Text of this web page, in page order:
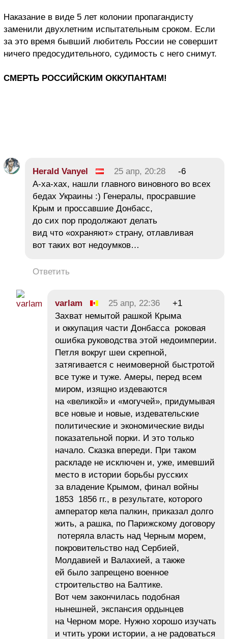
Наказание в виде 5 лет колонии пропагандисту
заменили двухлетним испытательным сроком. Если
за это время бывший любитель России не совершит
ничего предосудительного, судимость с него снимут.
СМЕРТЬ РОССИЙСКИМ ОККУПАНТАМ!
Herald Vanyel 25 апр, 20:28
-6
А-ха-хах, нашли главного виновного во всех
бедах Украины :) Генералы, просравшие
Крым и проссавшие Донбасс,
до сих пор продолжают делать
вид что «охраняют» страну, отлавливая
вот таких вот недоумков…
Ответить
varlam 25 апр, 22:36
+1
Захват немытой рашкой Крыма
и оккупация части Донбасса роковая
ошибка руководства этой недоимперии.
Петля вокруг шеи скрепной,
затягивается с неимоверной быстротой
все туже и туже. Амеры, перед всем
миром, изящно издеваются
на «великой» и «могучей», придумывая
все новые и новые, издевательские
политические и экономические виды
показательной порки. И это только
начало. Сказка впереди. При таком
раскладе не исключен и, уже, имевший
место в истории борьбы русских
за владение Крымом, финал войны
1853 1856 гг., в результате, которого
амператор кела палкин, приказал долго
жить, а рашка, по Парижскому договору
потеряла власть над Черным морем,
покровительство над Сербией,
Молдавией и Валахией, а также
ей было запрещено военное
строительство на Балтике.
Вот чем закончилась подобная
нынешней, экспансия ордынцев
на Черном море. Нужно хорошо изучать
и чтить уроки истории, а не радоваться